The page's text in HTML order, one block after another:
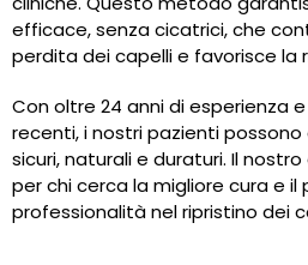
efficace, senza cicatrici, che
perdita dei capelli e favorisce la
Con oltre 24 anni di esperienza
recenti, i nostri pazienti
sicuri, naturali e duraturi. Il
per chi cerca la migliore cura e il
professionalità nel ripristino dei